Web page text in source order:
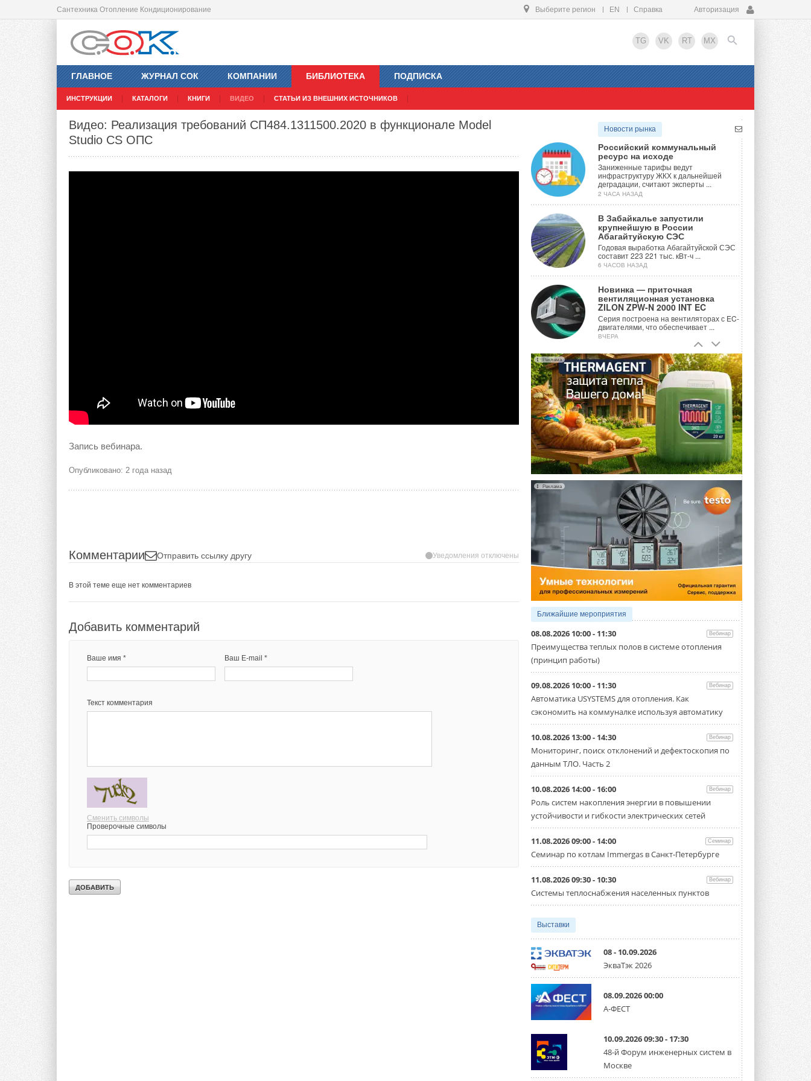
Сантехника Отопление Кондиционирование Выберите регион EN Справка Авторизация
TG VK RT MX
ГЛАВНОЕ ЖУРНАЛ СОК КОМПАНИИ БИБЛИОТЕКА
ИНСТРУКЦИИ КАТАЛОГИ КНИГИ ВИДЕО СТАТЬИ ИЗ ВНЕШНИХ ИСТОЧНИКОВ
ПОДПИСКА
EN
Видео: Реализация требований СП484.1311500.2020 в функционале Model
Studio CS ОПС
Запись вебинара.
Опубликовано: 2 года назад
Комментарии Отправить ссылку другу Уведомления отключены
В этой теме еще нет комментариев
Добавить комментарий
Ваше имя * Ваш E-mail *
Текст комментария
Сменить символы
Проверочные символы
Новости рынка
Российский коммунальный
ресурс на исходе
Заниженные тарифы ведут
инфраструктуру ЖКХ к дальнейшей
деградации, считают эксперты ...
2 ЧАСА НАЗАД
В Забайкалье запустили
крупнейшую в России
Абагайтуйскую СЭС
Годовая выработка Абагайтуйской СЭС
составит 223 221 тыс. кВт-ч ...
6 ЧАСОВ НАЗАД
Новинка — приточная
вентиляционная установка
ZILON ZPW-N 2000 INT EC
Серия построена на вентиляторах с EC-
двигателями, что обеспечивает ...
ВЧЕРА
Учёные ЮУрГУ создали
каскадную установку,
объединяющую солнечную и
геотермальную энергию
Природосберегающие технологии ...
ВЧЕРА
Для Арктики создали
технологию защиты
ветрогенераторов от аварий
Разработка учитывает влияние
мерзлоты, обледенения и снеговых ...
ВЧЕРА
Гибридный тепловой насос PV/T
с одним общим испарителем
Исследователи предложили
конструкцию двухисточникового ...
5 АВГУСТА 2026
21-й ежегодный форум
«ЦОД-2026»
Мероприятие пройдет 2-3 сентября в
отеле Radisson Slavyanskaya. Форум
посетит более двух тысяч участников ...
5 АВГУСТА 2026
Китайская Shenling представила
«воздух-вода» на R290
Серия ThermaX R290 All-In-One
включает три модели ...
Тепловые насосы в связке с
солнечной генерацией и
накопителем снижают
потребление на 60%
Исследователи из Италии установили ...
4 АВГУСТА 2026
«РУСКЛИМАТ Fest 2026» в Уфе
собрал свыше 700 профи
климатической отрасли
Организатором выступил торгово-
производственный холдинг ...
«Датарк» испытал модульный
ЦОД с плотностью 54 кВт на
стойку
Испытания прошли на собственной
производственной площадке и были ...
3 АВГУСТА 2026
систему DVM на R32
Линейка включает семь типоразмеров
производительностью от 22,4 до 56 кВт.
Суммарная длина трубопроводов ...
3 АВГУСТА 2026
«СиСофт Девелопмент» подвел
итоги конкурса студенческих
стартует уже в сентябре 2026 года ...
3 АВГУСТА 2026
«Русклимат» укрепляет
Реклама
Реклама
Ближайшие мероприятия
08.08.2026 10:00 - 11:30 Вебинар
Преимущества теплых полов в системе отопления
(принцип работы)
09.08.2026 10:00 - 11:30 Вебинар
Автоматика USYSTEMS для отопления. Как
сэкономить на коммуналке используя автоматику
10.08.2026 13:00 - 14:30 Вебинар
Мониторинг, поиск отклонений и дефектоскопия по
данным ТЛО. Часть 2
10.08.2026 14:00 - 16:00 Вебинар
Роль систем накопления энергии в повышении
устойчивости и гибкости электрических сетей
11.08.2026 09:00 - 14:00 Семинар
Семинар по котлам Immergas в Санкт-Петербурге
11.08.2026 09:30 - 10:30 Вебинар
Системы теплоснабжения населенных пунктов
Выставки
08 - 10.09.2026
ЭкваТэк 2026
08.09.2026 00:00
А-ФЕСТ
10.09.2026 09:30 - 17:30
48-й Форум инженерных систем в
Москве